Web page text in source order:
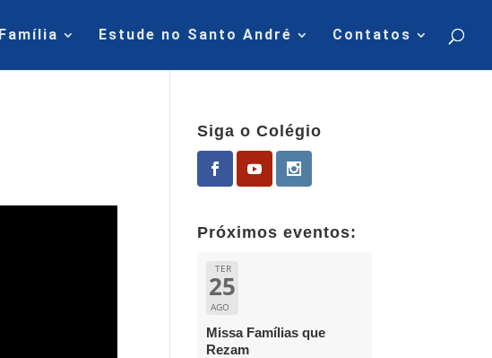
Família Estude no Santo André Contatos
Siga o Colégio
Próximos eventos:
TER
25
AGO
Missa Famílias que
Rezam